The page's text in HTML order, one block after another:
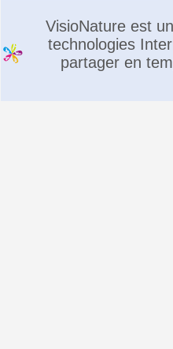
VisioNature est
technologies
partager en